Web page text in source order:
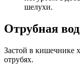
шелухи.
Отрубная
Застой в кишечнике
отрубях.